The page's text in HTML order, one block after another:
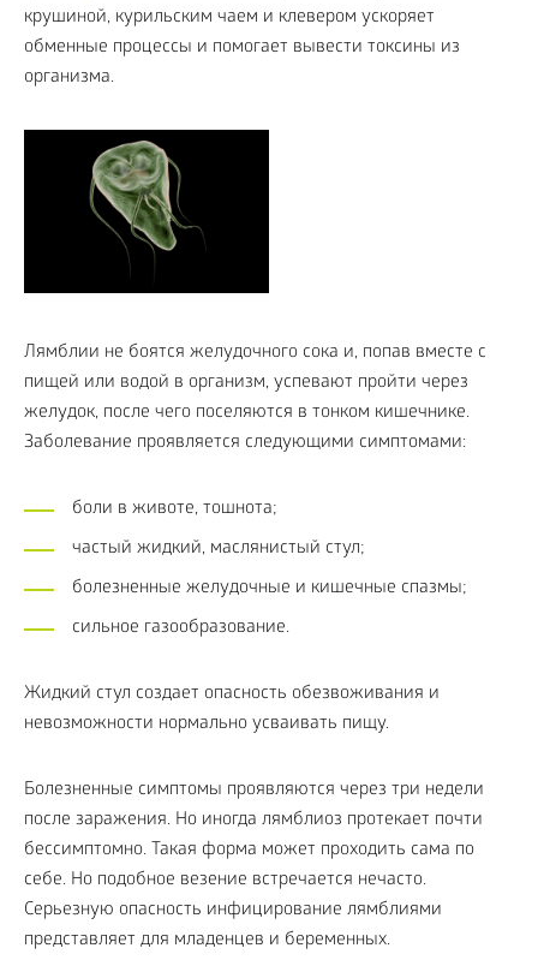
крушиной, курильским чаем и клевером ускоряет
обменные процессы и помогает вывести токсины из
организма.
Лямблии не боятся желудочного сока и, попав вместе с
пищей или водой в организм, успевают пройти через
желудок, после чего поселяются в тонком кишечнике.
Заболевание проявляется следующими симптомами:
боли в животе, тошнота;
частый жидкий, маслянистый стул;
болезненные желудочные и кишечные спазмы;
сильное газообразование.
Жидкий стул создает опасность обезвоживания и
невозможности нормально усваивать пищу.
Болезненные симптомы проявляются через три недели
после заражения. Но иногда лямблиоз протекает почти
бессимптомно. Такая форма может проходить сама по
себе. Но подобное везение встречается нечасто.
Серьезную опасность инфицирование лямблиями
представляет для младенцев и беременных.